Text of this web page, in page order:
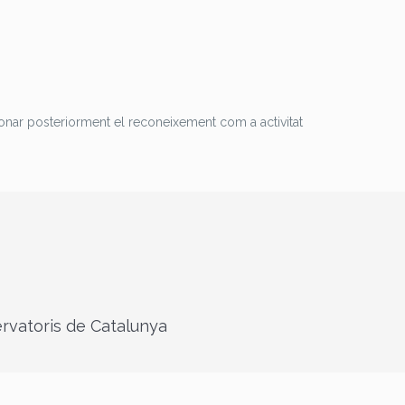
posteriorment el reconeixement com a activitat
de Catalunya